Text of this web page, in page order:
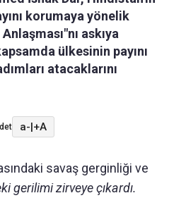
korumaya yönelik
askıya
ülkesinin payını
atacaklarını
a-|+A
savaş gerginliği ve
gerilimi zirveye çıkardı.